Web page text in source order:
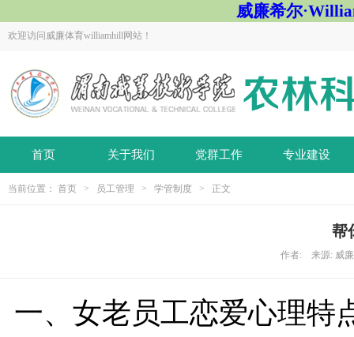
威廉希尔
欢迎访问威廉体育williamhill网站！
首页 关于我们 党群工作 专业建设
当前位置： 首页 > 员工管理 > 学管制度 > 正文
帮
作者: 来源: 威廉
一、女老员工恋爱心理特